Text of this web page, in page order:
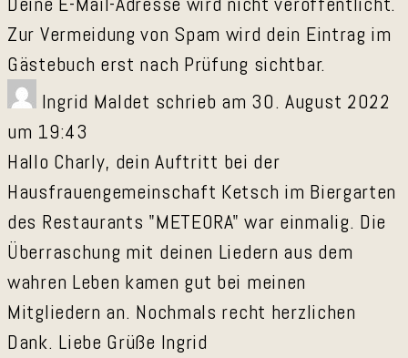
Zur Vermeidung von Spam wird dein Eintrag im
Gästebuch erst nach Prüfung sichtbar.
Ingrid Maldet schrieb am 30. August 2022
um 19:43
Hallo Charly, dein Auftritt bei der
Hausfrauengemeinschaft Ketsch im Biergarten
des Restaurants "METEORA" war einmalig. Die
Überraschung mit deinen Liedern aus dem
wahren Leben kamen gut bei meinen
Mitgliedern an. Nochmals recht herzlichen
Dank. Liebe Grüße Ingrid